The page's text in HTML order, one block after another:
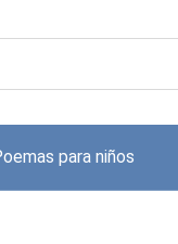
para niños